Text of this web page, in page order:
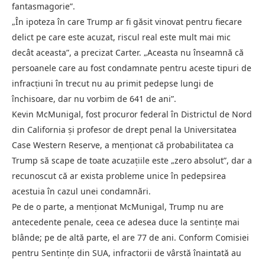
fantasmagorie”.
„În ipoteza în care Trump ar fi găsit vinovat pentru fiecare
delict pe care este acuzat, riscul real este mult mai mic
decât aceasta”, a precizat Carter. „Aceasta nu înseamnă că
persoanele care au fost condamnate pentru aceste tipuri de
infracțiuni în trecut nu au primit pedepse lungi de
închisoare, dar nu vorbim de 641 de ani”.
Kevin McMunigal, fost procuror federal în Districtul de Nord
din California și profesor de drept penal la Universitatea
Case Western Reserve, a menționat că probabilitatea ca
Trump să scape de toate acuzațiile este „zero absolut”, dar a
recunoscut că ar exista probleme unice în pedepsirea
acestuia în cazul unei condamnări.
Pe de o parte, a menționat McMunigal, Trump nu are
antecedente penale, ceea ce adesea duce la sentințe mai
blânde; pe de altă parte, el are 77 de ani. Conform Comisiei
pentru Sentințe din SUA, infractorii de vârstă înaintată au